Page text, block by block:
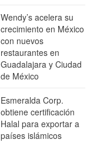
Wendy’s acelera su
crecimiento en México
con nuevos
restaurantes en
Guadalajara y Ciudad
de México
Esmeralda Corp.
obtiene certificación
Halal para exportar a
países islámicos